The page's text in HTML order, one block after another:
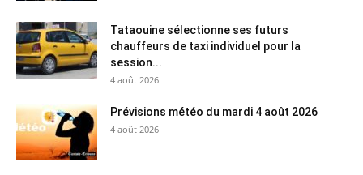
Tataouine sélectionne ses futurs
chauffeurs de taxi individuel pour la
session...
4 août 2026
Prévisions météo du mardi 4 août 2026
4 août 2026